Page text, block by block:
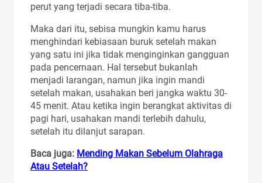
perut yang terjadi secara tiba-tiba.
Maka dari itu, sebisa mungkin kamu harus
menghindari kebiasaan buruk setelah makan
yang satu ini jika tidak menginginkan gangguan
pada pencernaan. Hal tersebut bukanlah
menjadi larangan, namun jika ingin mandi
setelah makan, usahakan beri jangka waktu 30-
45 menit. Atau ketika ingin berangkat aktivitas di
pagi hari, usahakan mandi terlebih dahulu,
setelah itu dilanjut sarapan.
Baca juga: Mending Makan Sebelum Olahraga
Atau Setelah?